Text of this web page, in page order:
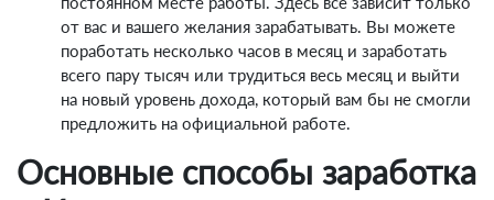
от вас и вашего желания зарабатывать. Вы можете
поработать несколько часов в месяц и заработать
всего пару тысяч или трудиться весь месяц и выйти
на новый уровень дохода, который вам бы не смогли
предложить на официальной работе.
Основные способы заработка